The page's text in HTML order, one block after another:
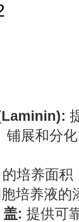
铺展和分
的培养面
培养液的
: 提供可